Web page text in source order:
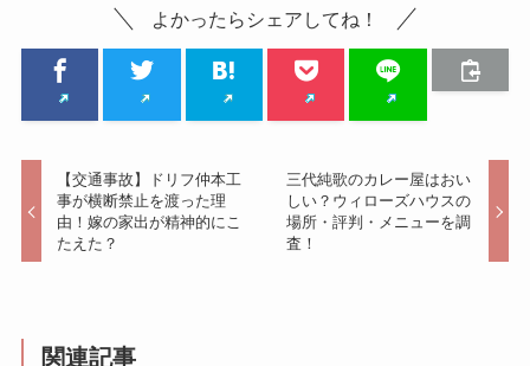
よかったらシェアしてね！
【交通事故】ドリフ仲本工
事が横断禁止を渡った理
由！嫁の家出が精神的にこ
たえた？
三代純歌のカレー屋はおい
しい？ウィローズハウスの
場所・評判・メニューを調
査！
関連記事